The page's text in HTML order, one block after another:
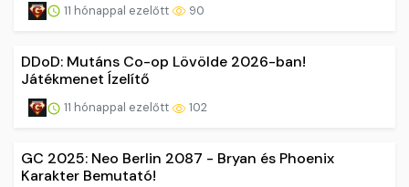
11 hónappal ezelőtt 90
DDoD: Mutáns Co-op Lövölde 2026-ban!
Játékmenet Ízelítő
11 hónappal ezelőtt 102
GC 2025: Neo Berlin 2087 - Bryan és Phoenix
Karakter Bemutató!